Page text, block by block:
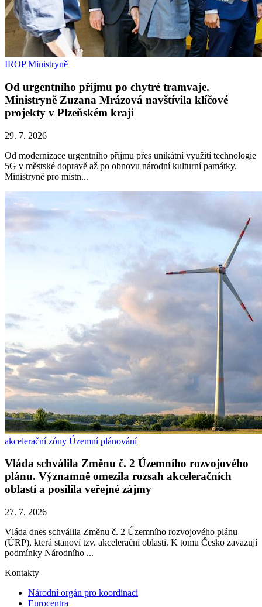
IROP Ministryně
Od urgentního příjmu po chytré tramvaje.
Ministryně Zuzana Mrázová navštívila klíčové
projekty v Plzeňském kraji
29. 7. 2026
Od modernizace urgentního příjmu přes unikátní využití technologie
5G v městské dopravě až po obnovu národní kulturní památky.
Ministryně pro místn...
akcelerační zóny Územní plánování
Vláda schválila Změnu č. 2 Územního rozvojového
plánu. Významně omezila rozsah akceleračních
oblastí a posílila veřejné zájmy
27. 7. 2026
Vláda dnes schválila Změnu č. 2 Územního rozvojového plánu
(ÚRP), která stanoví tzv. akcelerační oblasti. K tomu Česko zavazují
podmínky Národního ...
Kontakty
Národní orgán pro koordinaci
Eurocentra